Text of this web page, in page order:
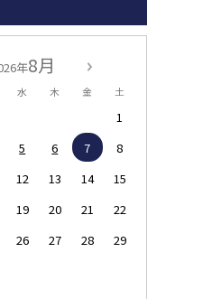
年8月
水 木 金 土
1
5 6 7
8
12 13 14
15
19 20 21
22
26 27 28
29